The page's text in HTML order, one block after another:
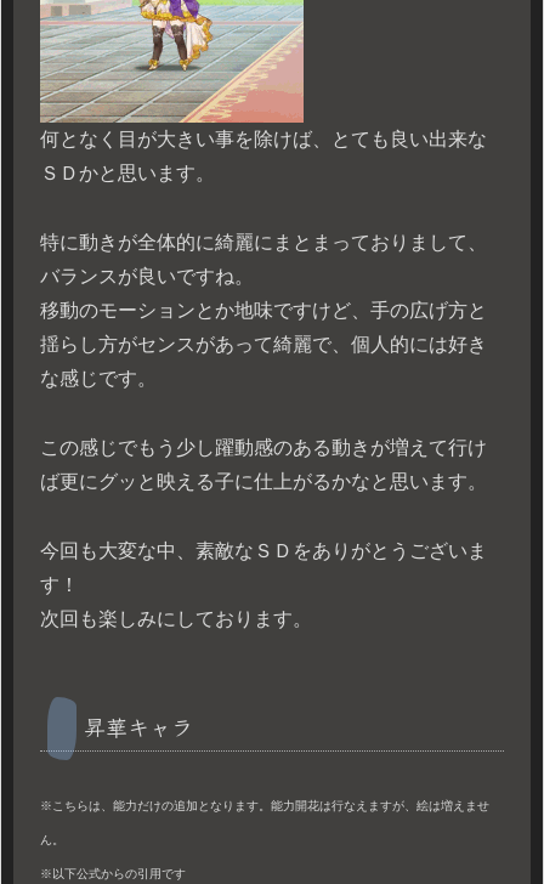
何となく目が大きい事を除けば、とても良い出来な
ＳＤかと思います。
特に動きが全体的に綺麗にまとまっておりまして、
バランスが良いですね。
移動のモーションとか地味ですけど、手の広げ方と
揺らし方がセンスがあって綺麗で、個人的には好き
な感じです。
この感じでもう少し躍動感のある動きが増えて行け
ば更にグッと映える子に仕上がるかなと思います。
今回も大変な中、素敵なＳＤをありがとうございま
す！
次回も楽しみにしております。
昇華キャラ
※こちらは、能力だけの追加となります。能力開花は行なえますが、絵は増えませ
ん。
※以下公式からの引用です